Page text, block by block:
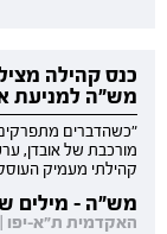
כנס קהילה
מש"ה למניעת
"כשהדברים
מורכבת של אובדן,
קהילתי מעמיק
מש"ה - מילים
האקדמית ת"א-יפו | 06.09.2026 | יום ראשון | 09:00-16:00